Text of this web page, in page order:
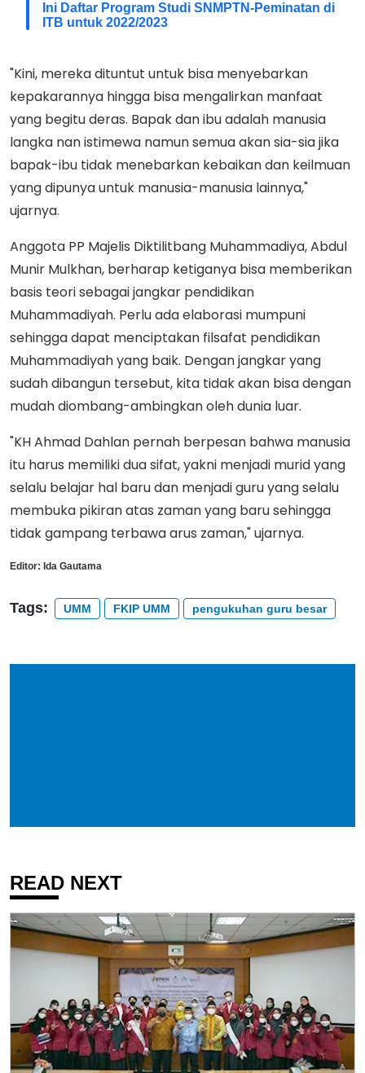
Ini Daftar Program Studi SNMPTN-Peminatan di
ITB untuk 2022/2023
"Kini, mereka dituntut untuk bisa menyebarkan
kepakarannya hingga bisa mengalirkan manfaat
yang begitu deras. Bapak dan ibu adalah manusia
langka nan istimewa namun semua akan sia-sia jika
bapak-ibu tidak menebarkan kebaikan dan keilmuan
yang dipunya untuk manusia-manusia lainnya,"
ujarnya.
Anggota PP Majelis Diktilitbang Muhammadiya, Abdul
Munir Mulkhan, berharap ketiganya bisa memberikan
basis teori sebagai jangkar pendidikan
Muhammadiyah. Perlu ada elaborasi mumpuni
sehingga dapat menciptakan filsafat pendidikan
Muhammadiyah yang baik. Dengan jangkar yang
sudah dibangun tersebut, kita tidak akan bisa dengan
mudah diombang-ambingkan oleh dunia luar.
"KH Ahmad Dahlan pernah berpesan bahwa manusia
itu harus memiliki dua sifat, yakni menjadi murid yang
selalu belajar hal baru dan menjadi guru yang selalu
membuka pikiran atas zaman yang baru sehingga
tidak gampang terbawa arus zaman," ujarnya.
Editor: Ida Gautama
Tags: UMM FKIP UMM pengukuhan guru besar
READ NEXT